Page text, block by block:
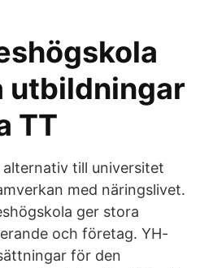
utbildningar
TT
till universitet
med näringslivet.
ger stora
och företag. YH-
för den